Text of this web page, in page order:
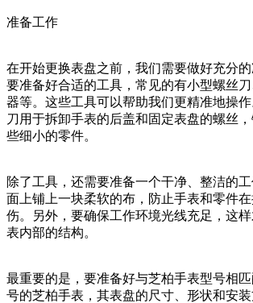
准备工作
在开始更换表盘之前，我们需要做好充分的
要准备好合适的工具，常见的有小型螺丝
器等。这些工具可以帮助我们更精准地操
刀用于拆卸手表的后盖和固定表盘的螺丝
些细小的零件。
除了工具，还需要准备一个干净、整洁的
面上铺上一块柔软的布，防止手表和零件
伤。另外，要确保工作环境光线充足，这
表内部的结构。
最重要的是，要准备好与芝柏手表型号相
号的芝柏手表，其表盘的尺寸、形状和安